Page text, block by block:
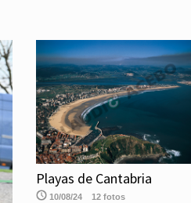
Playas de Cantabria
10/08/24 12 fotos